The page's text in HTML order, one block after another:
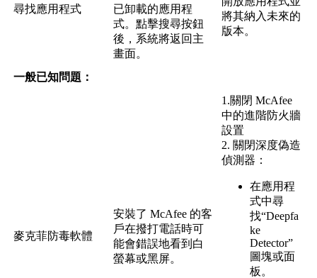
尋找應用程式 已卸載的應用程
式。點擊搜尋按鈕
後 ， 系統將返 回 主
畫面。
將其納 入 未來的
版本。
一般已知問題 ：
麥克菲防毒軟體
安裝了 McAfee 的客
戶在撥打電話時可
能會錯誤地看到 白
螢幕或黑屏。
1 .關 閉 McAfee
中的進階防火牆
設置
2. 關 閉深度偽造
偵測器 ：
在應用程
式中尋
找“Deepfa
ke
Detector”
圖塊或面
板 。